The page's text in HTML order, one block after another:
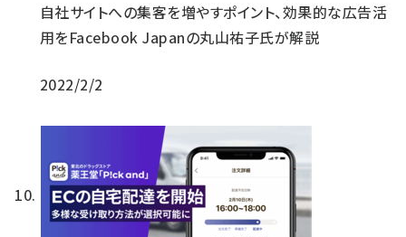
自社サイトへの集客を増やすポイント、効果的な広告活
用をFacebook Japanの丸山祐子氏が解説
2022/2/2